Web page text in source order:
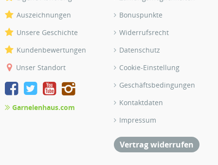
Auszeichnungen
Unsere Geschichte
Kundenbewertungen
Unser Standort
Garnelenhaus.com
Bonuspunkte
Widerrufsrecht
Datenschutz
Cookie-Einstellung
Geschäftsbedingungen
Kontaktdaten
Impressum
Vertrag widerrufen